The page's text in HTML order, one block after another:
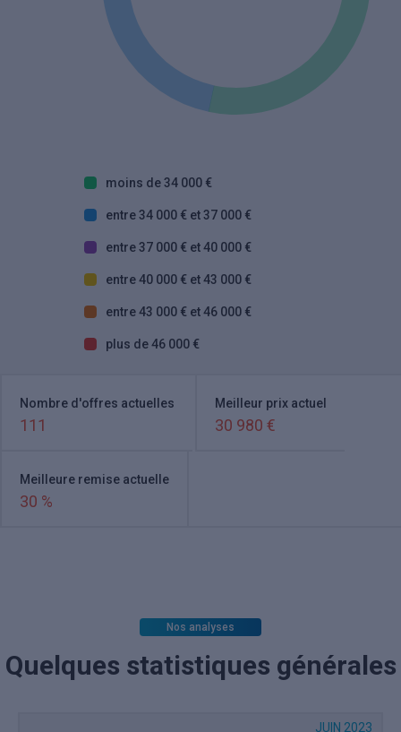
moins de 34 000 €
entre 34 000 € et 37 000 €
entre 37 000 € et 40 000 €
entre 40 000 € et 43 000 €
entre 43 000 € et 46 000 €
plus de 46 000 €
Nombre d'offres actuelles
111
Meilleur prix actuel
30 980 €
Meilleure remise actuelle
30 %
Nos analyses
Quelques statistiques générales
JUIN 2023